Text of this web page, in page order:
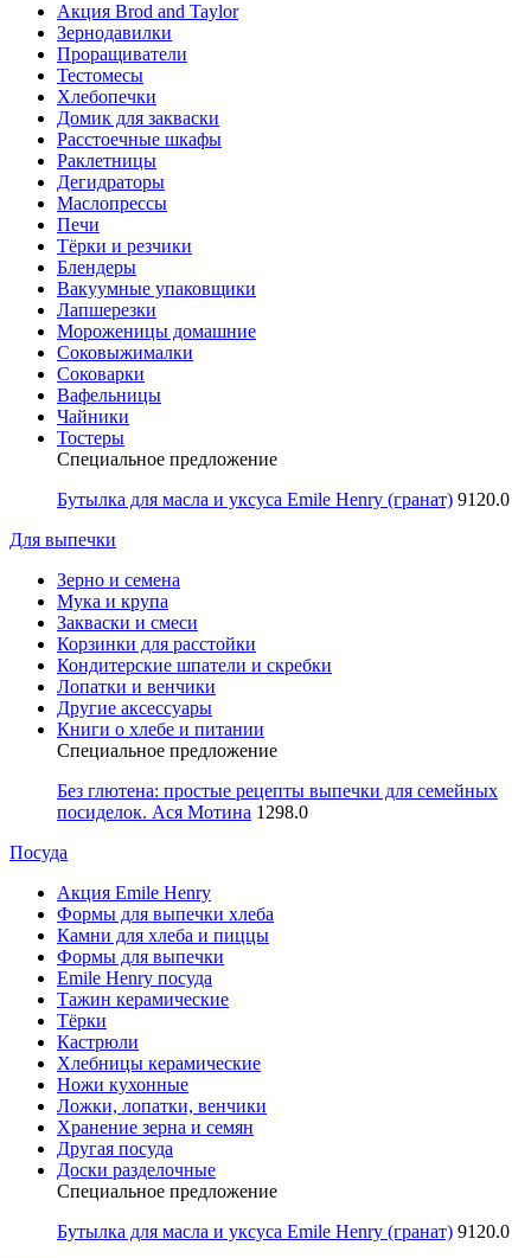
Акция Brod and Taylor
Зернодавилки
Проращиватели
Тестомесы
Хлебопечки
Домик для закваски
Расстоечные шкафы
Раклетницы
Дегидраторы
Маслопрессы
Печи
Тёрки и резчики
Блендеры
Вакуумные упаковщики
Лапшерезки
Мороженицы домашние
Соковыжималки
Соковарки
Вафельницы
Чайники
Тостеры
Специальное предложение
Бутылка для масла и уксуса Emile Henry (гранат) 9120.0
Для выпечки
Зерно и семена
Мука и крупа
Закваски и смеси
Корзинки для расстойки
Кондитерские шпатели и скребки
Лопатки и венчики
Другие аксессуары
Книги о хлебе и питании
Специальное предложение
Без глютена: простые рецепты выпечки для семейных
посиделок. Ася Мотина 1298.0
Посуда
Акция Emile Henry
Формы для выпечки хлеба
Камни для хлеба и пиццы
Формы для выпечки
Emile Henry посуда
Тажин керамические
Тёрки
Кастрюли
Хлебницы керамические
Ножи кухонные
Ложки, лопатки, венчики
Хранение зерна и семян
Другая посуда
Доски разделочные
Специальное предложение
Бутылка для масла и уксуса Emile Henry (гранат) 9120.0